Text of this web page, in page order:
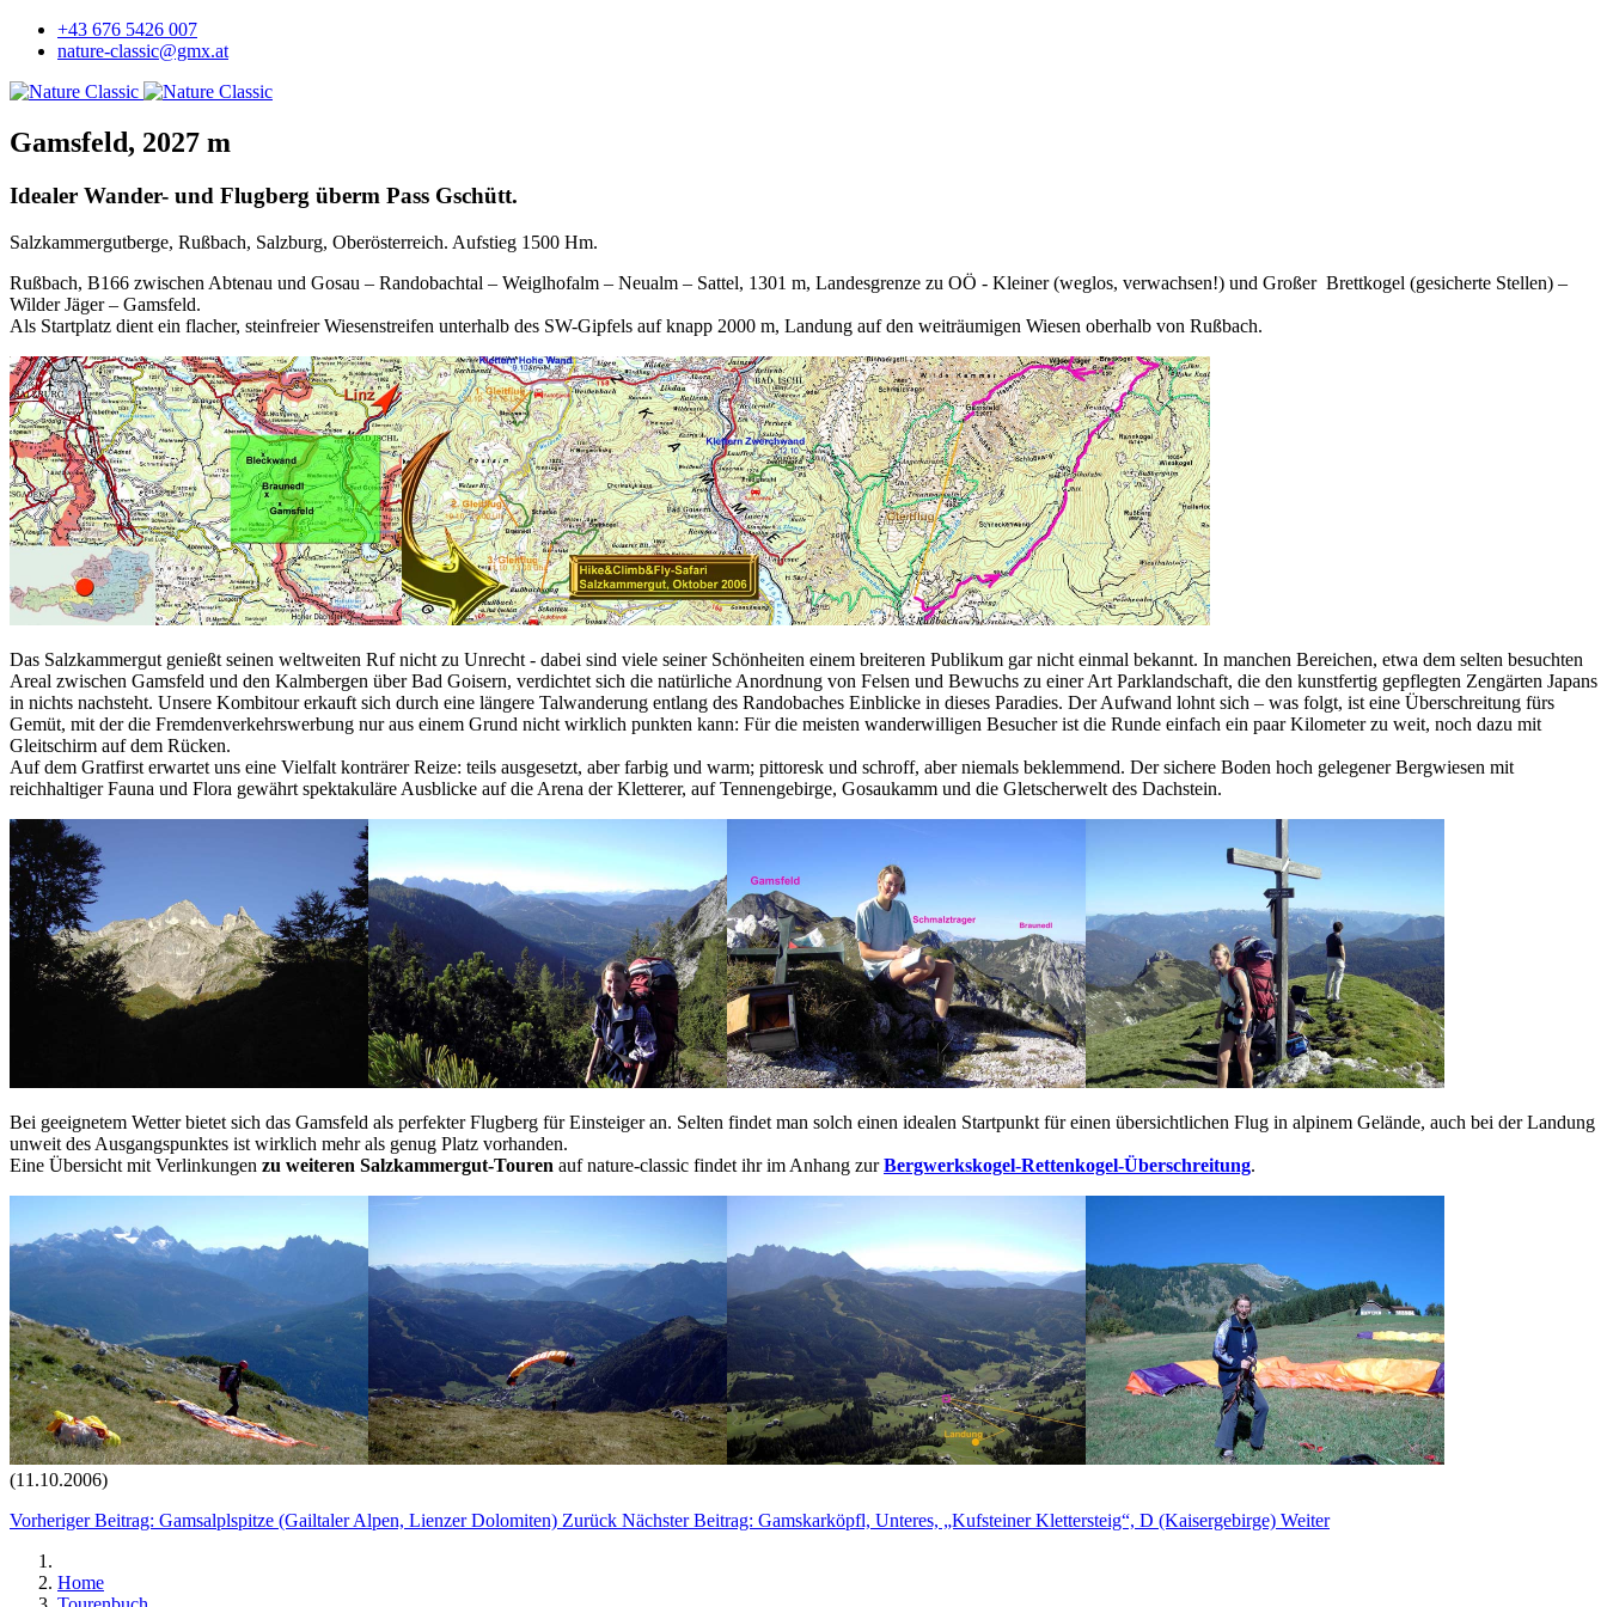
+43 676 5426 007
nature-classic@gmx.at
Gamsfeld, 2027 m
Idealer Wander- und Flugberg überm Pass Gschütt.
Salzkammergutberge, Rußbach, Salzburg, Oberösterreich. Aufstieg 1500 Hm.
Rußbach, B166 zwischen Abtenau und Gosau – Randobachtal – Weiglhofalm – Neualm – Sattel, 1301 m, Landesgrenze zu OÖ - Kleiner (weglos, verwachsen!) und Großer Brettkogel (gesicherte Stellen) –
Wilder Jäger – Gamsfeld.
Als Startplatz dient ein flacher, steinfreier Wiesenstreifen unterhalb des SW-Gipfels auf knapp 2000 m, Landung auf den weiträumigen Wiesen oberhalb von Rußbach.
Das Salzkammergut genießt seinen weltweiten Ruf nicht zu Unrecht - dabei sind viele seiner Schönheiten einem breiteren Publikum gar nicht einmal bekannt. In manchen Bereichen, etwa dem selten besuchten
Areal zwischen Gamsfeld und den Kalmbergen über Bad Goisern, verdichtet sich die natürliche Anordnung von Felsen und Bewuchs zu einer Art Parklandschaft, die den kunstfertig gepflegten Zengärten Japans
in nichts nachsteht. Unsere Kombitour erkauft sich durch eine längere Talwanderung entlang des Randobaches Einblicke in dieses Paradies. Der Aufwand lohnt sich – was folgt, ist eine Überschreitung fürs
Gemüt, mit der die Fremdenverkehrswerbung nur aus einem Grund nicht wirklich punkten kann: Für die meisten wanderwilligen Besucher ist die Runde einfach ein paar Kilometer zu weit, noch dazu mit
Gleitschirm auf dem Rücken.
Auf dem Gratfirst erwartet uns eine Vielfalt konträrer Reize: teils ausgesetzt, aber farbig und warm; pittoresk und schroff, aber niemals beklemmend. Der sichere Boden hoch gelegener Bergwiesen mit
reichhaltiger Fauna und Flora gewährt spektakuläre Ausblicke auf die Arena der Kletterer, auf Tennengebirge, Gosaukamm und die Gletscherwelt des Dachstein.
Bei geeignetem Wetter bietet sich das Gamsfeld als perfekter Flugberg für Einsteiger an. Selten findet man solch einen idealen Startpunkt für einen übersichtlichen Flug in alpinem Gelände, auch bei der Landung
unweit des Ausgangspunktes ist wirklich mehr als genug Platz vorhanden.
Eine Übersicht mit Verlinkungen zu weiteren Salzkammergut-Touren auf nature-classic findet ihr im Anhang zurBergwerkskogel-Rettenkogel-Überschreitung.
(11.10.2006)
Vorheriger Beitrag: Gamsalplspitze (Gailtaler Alpen, Lienzer Dolomiten) Zurück Nächster Beitrag: Gamskarköpfl, Unteres, „Kufsteiner Klettersteig“, D (Kaisergebirge) Weiter
Home